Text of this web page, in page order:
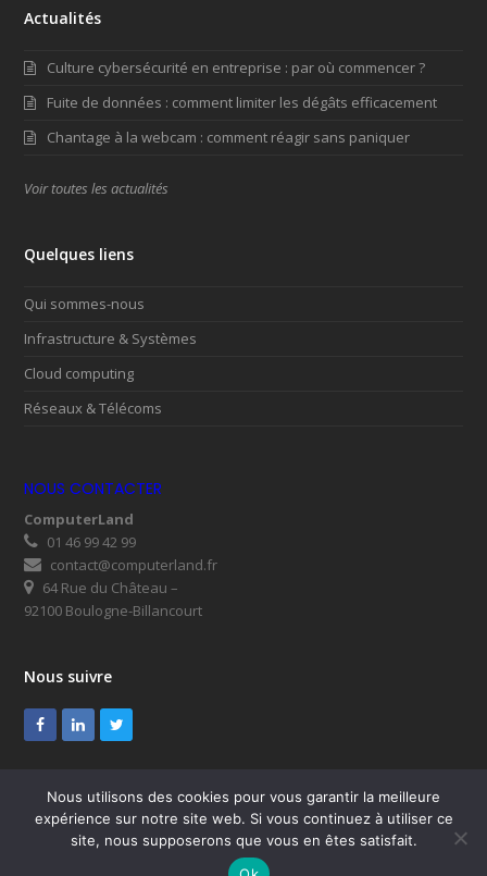
Actualités
Culture cybersécurité en entreprise : par où commencer ?
Fuite de données : comment limiter les dégâts efficacement
Chantage à la webcam : comment réagir sans paniquer
Voir toutes les actualités
Quelques liens
Qui sommes-nous
Infrastructure & Systèmes
Cloud computing
Réseaux & Télécoms
NOUS CONTACTER
ComputerLand
01 46 99 42 99
contact@computerland.fr
64 Rue du Château –
92100 Boulogne-Billancourt
Nous suivre
Facebook
LinkedInTwitter
© ComputerLand 2026
SUPPORT
Mentions légales
Nous utilisons des cookies pour vous garantir la meilleure
expérience sur notre site web. Si vous continuez à utiliser ce
site, nous supposerons que vous en êtes satisfait.